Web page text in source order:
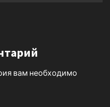
вам необходимо